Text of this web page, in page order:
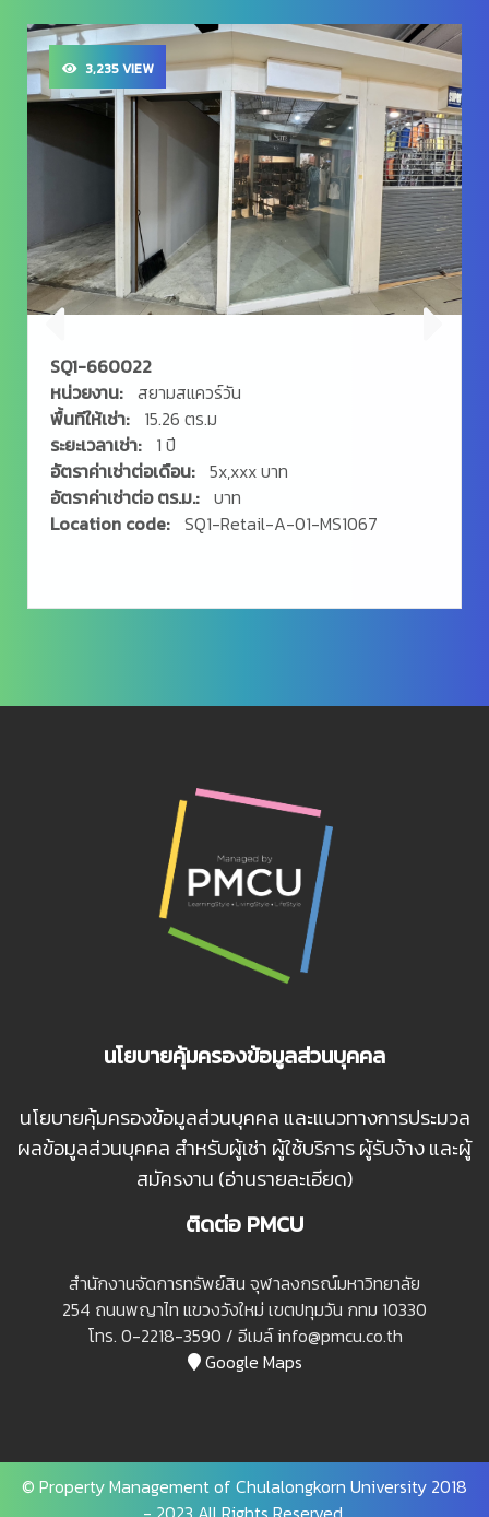
3,235 VIEW
SQ1-660022
หน่วยงาน: สยามสแควร์วัน
พื้นทีให้เช่า:
15.26 ตร.ม
ระยะเวลาเช่า:
1 ปี
อัตราค่าเช่าต่อเดือน: 5x,xxx บาท
อัตราค่าเช่าต่อ ตร.ม.: บาท
Location code: SQ1-Retail-A-01-MS1067
นโยบายคุ้มครองข้อมูลส่วนบุคคล
นโยบายคุ้มครองข้อมูลส่วนบุคคล และแนวทางการประมวล
ผลข้อมูลส่วนบุคคล สำหรับผู้เช่า ผู้ใช้บริการ ผู้รับจ้าง และผู้
สมัครงาน (อ่านรายละเอียด)
ติดต่อ PMCU
สํานักงานจัดการทรัพย์สิน จุฬาลงกรณ์มหาวิทยาลัย
254 ถนนพญาไท แขวงวังใหม่ เขตปทุมวัน กทม 10330
โทร. 0-2218-3590 / อีเมล์ info@pmcu.co.th
Google Maps
© Property Management of Chulalongkorn University 2018